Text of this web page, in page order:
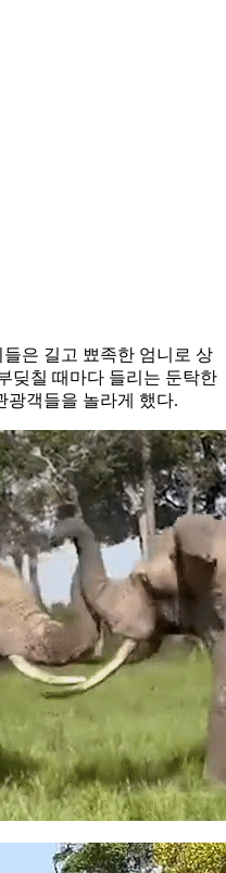
은 길고 뾰족한 엄니로 상
딪칠 때마다 들리는 둔탁한
광객들을 놀라게 했다.